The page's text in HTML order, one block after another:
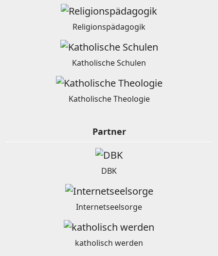
Religionspädagogik
Katholische Schulen
Katholische Theologie
Partner
DBK
Internetseelsorge
katholisch werden